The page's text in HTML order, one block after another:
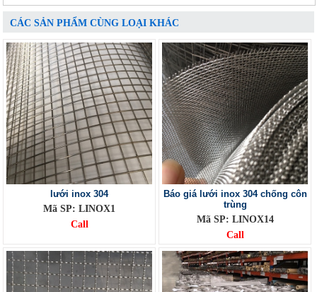
CÁC SẢN PHẨM CÙNG LOẠI KHÁC
lưới inox 304
Mã SP: LINOX1
Call
Báo giá lưới inox 304 chống côn
trùng
Mã SP: LINOX14
Call